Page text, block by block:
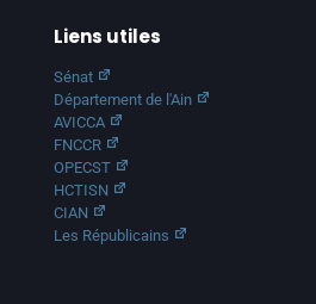
Liens utiles
Sénat
Département de l'Ain
AVICCA
FNCCR
OPECST
HCTISN
CIAN
Les Républicains